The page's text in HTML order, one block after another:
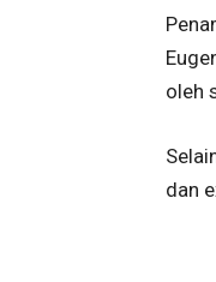
oleh
dan